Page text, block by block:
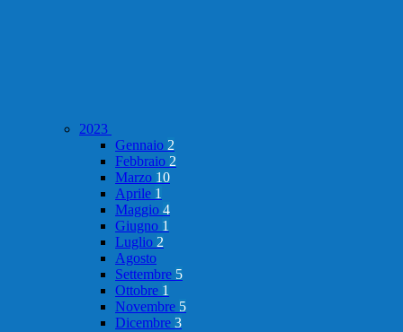
2023
Gennaio 2
Febbraio 2
Marzo 10
Aprile 1
Maggio 4
Giugno 1
Luglio 2
Agosto
Settembre 5
Ottobre 1
Novembre 5
Dicembre 3